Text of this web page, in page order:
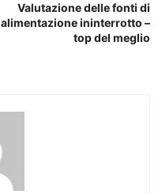
Valutazione delle fonti di
alimentazione ininterrotto –
top del meglio